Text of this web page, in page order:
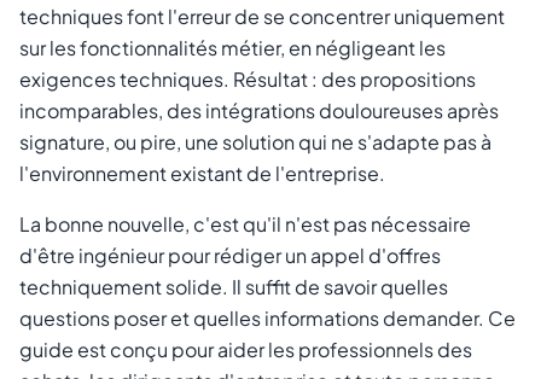
techniques font l'erreur de se concentrer uniquement
sur les fonctionnalités métier, en négligeant les
exigences techniques. Résultat : des propositions
incomparables, des intégrations douloureuses après
signature, ou pire, une solution qui ne s'adapte pas à
l'environnement existant de l'entreprise.
La bonne nouvelle, c'est qu'il n'est pas nécessaire
d'être ingénieur pour rédiger un appel d'offres
techniquement solide. Il suffit de savoir quelles
questions poser et quelles informations demander. Ce
guide est conçu pour aider les professionnels des
Annuler Envoyer le lien